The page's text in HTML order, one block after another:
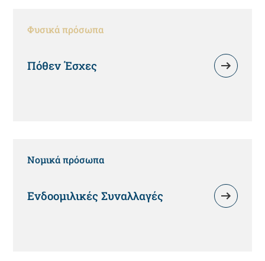
Φυσικά πρόσωπα
Πόθεν Έσχες
Νομικά πρόσωπα
Ενδοομιλικές Συναλλαγές